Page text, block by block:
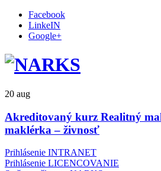
Facebook
LinkeIN
Google+
20 aug
Akreditovaný kurz Realitný
maklérka – živnosť
Prihlásenie INTRANET
Prihlásenie LICENCOVANIE